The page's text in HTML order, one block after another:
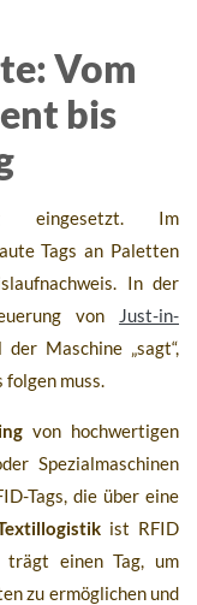
Vom
bis
eingesetzt. Im
Tags an Paletten
In der
von
Just-in-
Maschine „sagt“,
muss.
von hochwertigen
Spezialmaschinen
Tags, die über eine
ist RFID
trägt einen Tag, um
zu ermöglichen und